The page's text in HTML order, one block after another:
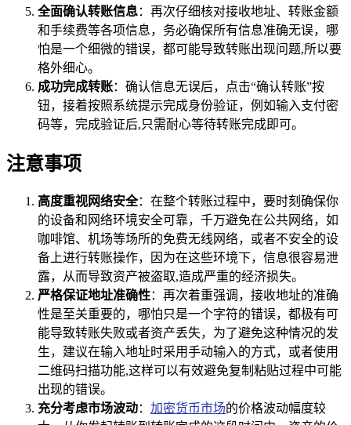
全面确认转账信息：再次仔细核对接收地址、转账金额
和手续费等各项信息，务必确保所有信息准确无误，哪
怕是一个细微的错误，都可能导致转账出现问题,所以要
格外细心。
成功完成转账：确认信息无误后，点击“确认转账”按
钮，接着按照系统提示完成身份验证，例如输入支付密
码等，完成验证后,只需耐心等待转账完成即可。
注意事项
高度重视网络安全：在整个转账过程中，要时刻确保你
的设备和网络环境安全可靠，千万避免在公共网络，如
咖啡馆、机场等场所的免费无线网络，或者不安全的设
备上进行转账操作，因为在这些环境下，信息很容易泄
露，从而导致资产被盗取,造成严重的经济损失。
严格保证地址准确性：再次着重强调，接收地址的准确
性是至关重要的，哪怕只是一个字符的错误，都极有可
能导致转账失败或者资产丢失，为了避免这种情况的发
生，建议在输入地址时采用手动输入的方式，或者使用
二维码扫描功能,这样可以有效避免复制粘贴过程中可能
出现的错误。
充分考虑市场波动： 加密货币市场的价格波动幅度较